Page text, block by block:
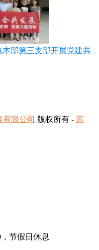
部第三支部开展党建共
限公司 版权所有 - 苏
节假日休息